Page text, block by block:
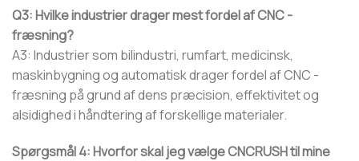
Q3: Hvilke industrier drager mest fordel af CNC -
fræsning?
A3: Industrier som bilindustri, rumfart, medicinsk,
maskinbygning og automatisk drager fordel af CNC -
fræsning på grund af dens præcision, effektivitet og
alsidighed i håndtering af forskellige materialer.
Spørgsmål 4: Hvorfor skal jeg vælge CNCRUSH til mine